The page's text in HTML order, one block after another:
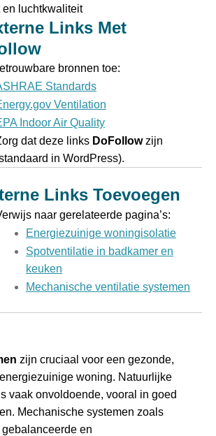
en luchtkwaliteit
Links Met
bronnen toe:
Standards
Ventilation
Indoor Air Quality
dat deze links DoFollowzijn
in WordPress).
Links Toevoegen
naar gerelateerde pagina’s:
Energiezuinige woningisolatie
Spotventilatie in badkamer en
keuken
Mechanische ventilatie systemen
zijn cruciaal voor een gezonde,
woning. Natuurlijke
vaak onvoldoende, vooral in goed
Mechanische systemen zoals
en